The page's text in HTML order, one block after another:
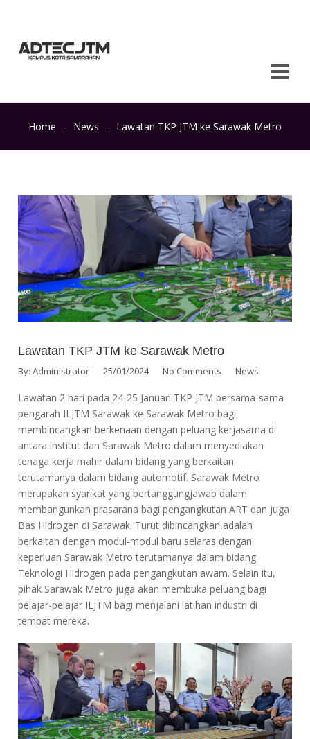
Home - News - Lawatan TKP JTM ke Sarawak Metro
Lawatan TKP JTM ke Sarawak Metro
By:Administrator 25/01/2024 No Comments News
Lawatan 2 hari pada 24-25 Januari TKP JTM bersama-sama
pengarah ILJTM Sarawak ke Sarawak Metro bagi
membincangkan berkenaan dengan peluang kerjasama di
antara institut dan Sarawak Metro dalam menyediakan
tenaga kerja mahir dalam bidang yang berkaitan
terutamanya dalam bidang automotif. Sarawak Metro
merupakan syarikat yang bertanggungjawab dalam
membangunkan prasarana bagi pengangkutan ART dan juga
Bas Hidrogen di Sarawak. Turut dibincangkan adalah
berkaitan dengan modul-modul baru selaras dengan
keperluan Sarawak Metro terutamanya dalam bidang
Teknologi Hidrogen pada pengangkutan awam. Selain itu,
pihak Sarawak Metro juga akan membuka peluang bagi
pelajar-pelajar ILJTM bagi menjalani latihan industri di
tempat mereka.